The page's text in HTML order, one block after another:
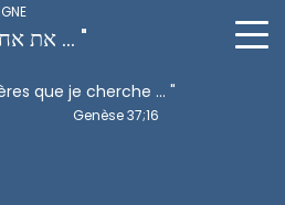
"... את אחי אנוכי מבקש ... "
que je cherche ... "
Genèse 37;16